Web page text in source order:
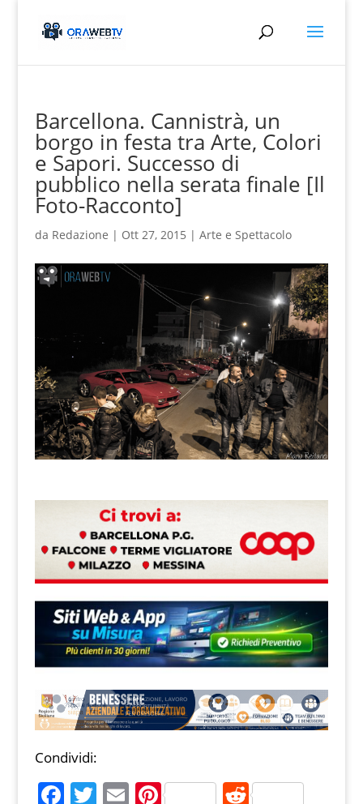
Barcellona. Cannistrà, un
borgo in festa tra Arte, Colori
e Sapori. Successo di
pubblico nella serata finale [Il
Foto-Racconto]
da Redazione | Ott 27, 2015 | Arte e Spettacolo
Condividi:
F T E Pi R